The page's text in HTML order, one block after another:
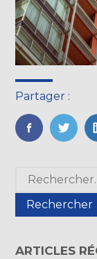
Partager :
FaceBook
Blog
sidebar
Rechercher :
ARTICLES